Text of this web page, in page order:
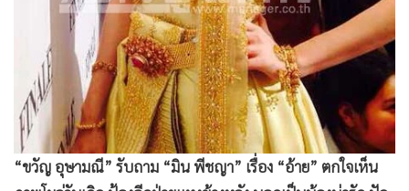
Special Scoop
เศรษฐกิจ-ธุรกิจ
จีน
ชุมชน-คุณภาพชีวิต
อาชญากรรม
• Motoring
• เกม
“ขวัญ อุษามณี” รับถาม “มิน พีชญา” เรื่อง “อ้าย” ตกใจเห็น